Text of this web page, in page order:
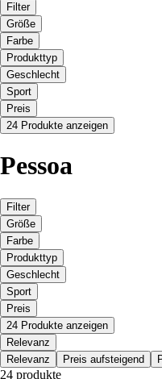
Filter
Größe
Farbe
Produkttyp
Geschlecht
Sport
Preis
24 Produkte anzeigen
Pessoa
Filter
Größe
Farbe
Produkttyp
Geschlecht
Sport
Preis
24 Produkte anzeigen
Relevanz
Relevanz
Preis aufsteigend
24 produkte